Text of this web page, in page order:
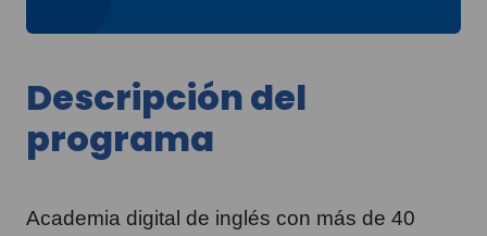
Descripción del
programa
Academia digital de inglés con más de 40